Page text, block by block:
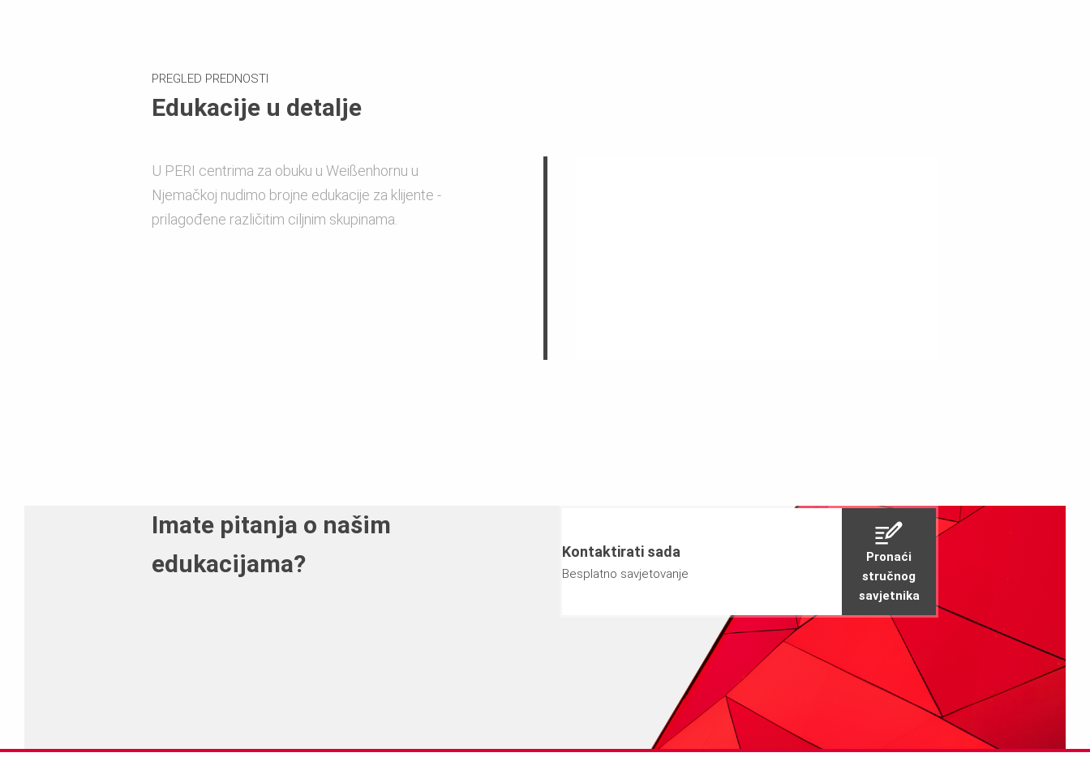
PREGLED PREDNOSTI
Edukacije u detalje
U PERI centrima za obuku u Weißenhornu u
Njemačkoj nudimo brojne edukacije za klijente -
prilagođene različitim ciljnim skupinama.
Imate pitanja o našim
edukacijama?
Kontaktirati sada
Besplatno savjetovanje
Pronaći
stručnog
savjetnika